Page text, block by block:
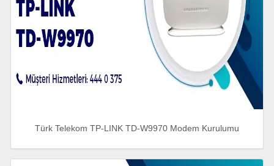
Türk Telekom TP-LINK TD-W9970 Modem Kurulumu